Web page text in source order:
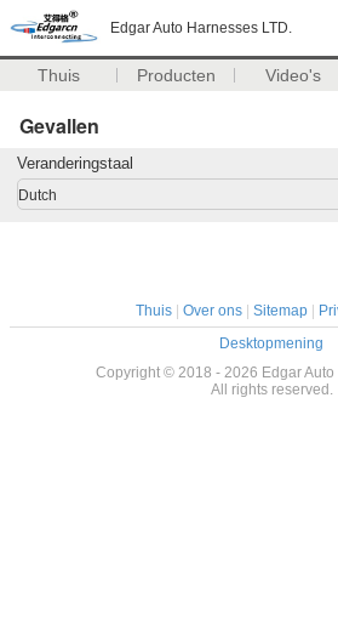
Edgar Auto Harnesses LTD.
Thuis Producten Video's
Gevallen
Veranderingstaal
Dutch
Thuis| Over ons| Sitemap|
Desktopmening
Copyright © 2018 - 2026 Edgar Auto
All rights reserved.